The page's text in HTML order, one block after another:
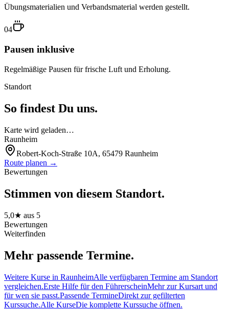
Übungsmaterialien und Verbandsmaterial werden gestellt.
04
Pausen inklusive
Regelmäßige Pausen für frische Luft und Erholung.
Standort
So findest Du uns.
Karte wird geladen…
Raunheim
Robert-Koch-Straße 10A, 65479 Raunheim
Route planen →
Bewertungen
Stimmen von diesem Standort.
5,0★ aus 5
Bewertungen
Weiterfinden
Mehr passende Termine.
Weitere Kurse in RaunheimAlle verfügbaren Termine am Standort
vergleichen.Erste Hilfe für den FührerscheinMehr zur Kursart und
für wen sie passt.Passende TermineDirekt zur gefilterten
Kurssuche.Alle KurseDie komplette Kurssuche öffnen.